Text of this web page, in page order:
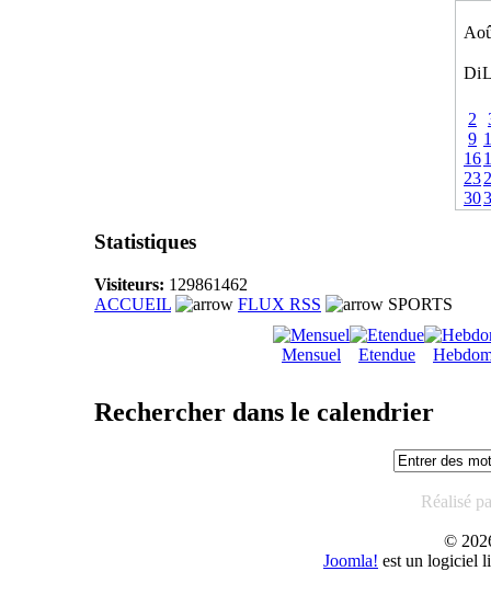
Di
2
9
16
23
30
Statistiques
Visiteurs: 129861462
ACCUEIL
FLUX RSS SPORTS
Mensuel Etendue
Rechercher dans le calendrier
Réalisé
©
Joomla! est un logiciel